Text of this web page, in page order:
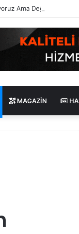
Ama Değil!
MAGAZIN